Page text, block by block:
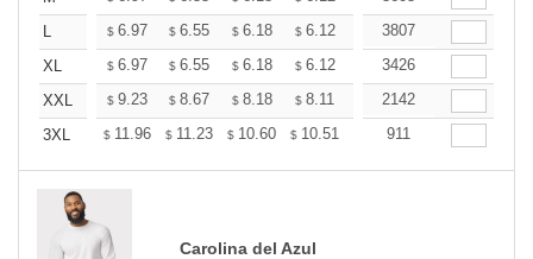
L
$ 6.97 $ 6.55 $ 6.18 $ 6.12 6.02
3807
XL
$ 6.97 $ 6.55 $ 6.18 $ 6.12 6.02
3426
XXL
$ 9.23 $ 8.67 $ 8.18 $ 8.11 7.97
2142
3XL
$ 11.96 $ 11.23 $ 10.60 $ 10.51 10.33
911
Carolina del Azul